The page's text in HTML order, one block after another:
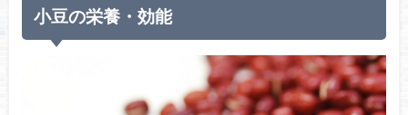
小豆の栄養・効能